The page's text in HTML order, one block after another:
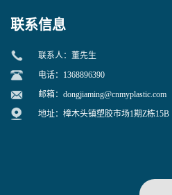
联系信息
联系人：董先生
电话：1368896390
邮箱： dongjiaming@cnmyplastic.com
地址：樟木头镇塑胶市场1期Z栋15B